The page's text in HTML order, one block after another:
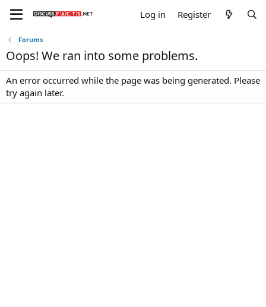
Log in Register
Forums
Oops! We ran into some problems.
An error occurred while the page was being generated. Please
try again later.